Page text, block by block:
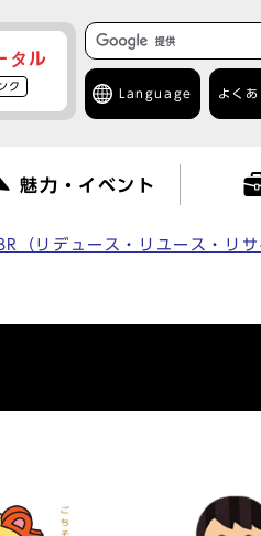
タル
ク
Language よく
魅力・イベント
（リデュース・リユース・リサ